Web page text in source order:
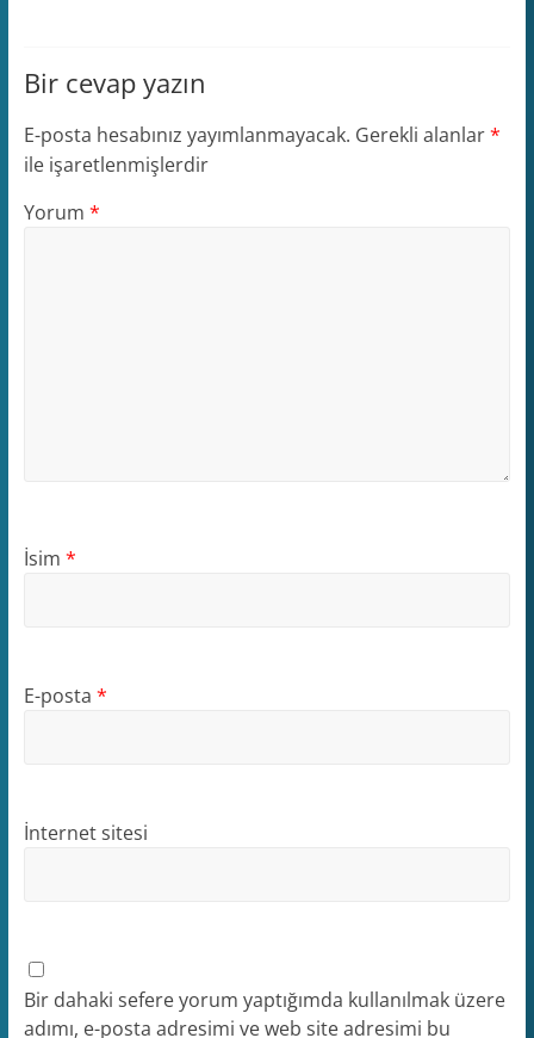
Bir cevap yazın
E-posta hesabınız yayımlanmayacak. Gerekli alanlar*
ile işaretlenmişlerdir
Yorum *
İsim *
E-posta *
İnternet sitesi
Bir dahaki sefere yorum yaptığımda kullanılmak üzere
adımı, e-posta adresimi ve web site adresimi bu